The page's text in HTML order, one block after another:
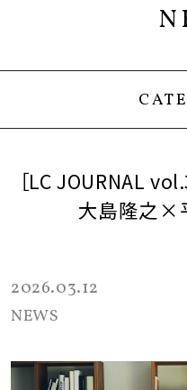
［LC JOURNAL
大島隆之×
2026.03.12
NEWS